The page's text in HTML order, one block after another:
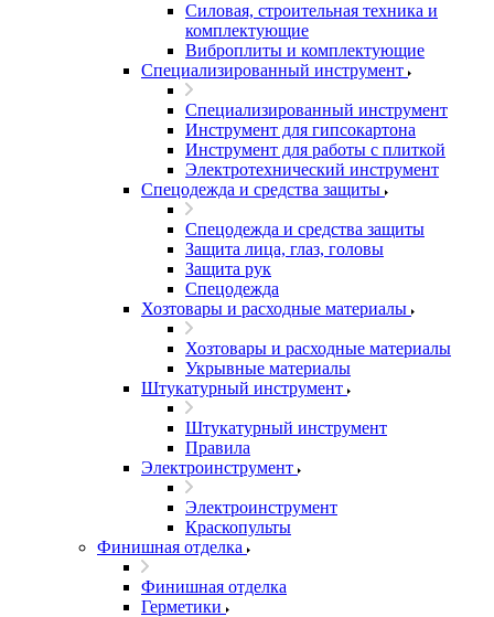
Силовая, строительная техника и
комплектующие
Виброплиты и комплектующие
Специализированный инструмент
Специализированный инструмент
Инструмент для гипсокартона
Инструмент для работы с плиткой
Электротехнический инструмент
Спецодежда и средства защиты
Спецодежда и средства защиты
Защита лица, глаз, головы
Защита рук
Спецодежда
Хозтовары и расходные материалы
Хозтовары и расходные материалы
Укрывные материалы
Штукатурный инструмент
Штукатурный инструмент
Правила
Электроинструмент
Электроинструмент
Краскопульты
Финишная отделка
Финишная отделка
Герметики